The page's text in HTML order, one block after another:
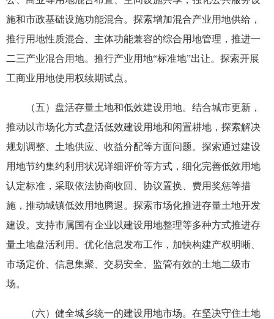
施和市政基础设施功能混合。探索增加混合产业用地供给，
推行用地性质混合、主体功能兼容的综合用地管理，推进一
二三产业混合用地。推行产业用地“标准地”出让。探索开展
工商业用地使用权续期试点。
（五）盘活存量土地和低效建设用地。结合城市更新，
推动以市场化方式盘活低效建设用地和闲置耕地，探索解决
规划调整、土地供应、收益分配等方面问题。探索通过建设
用地节约集约利用状况详细评价等方式，细化完善低效用地
认定标准，采取依法协商收回、协议置换、费用奖惩等措
施，推动城镇低效用地腾退。探索市场化推进存量土地开发
建设。支持市属国有企业以建设用地整理等多种方式推进存
量土地盘活利用。优化信息发布工作，加快构建产权明晰、
市场定价、信息集聚、交易安全、监管有效的土地二级市
场。
（六）健全城乡统一的建设用地市场。在坚决守住土地